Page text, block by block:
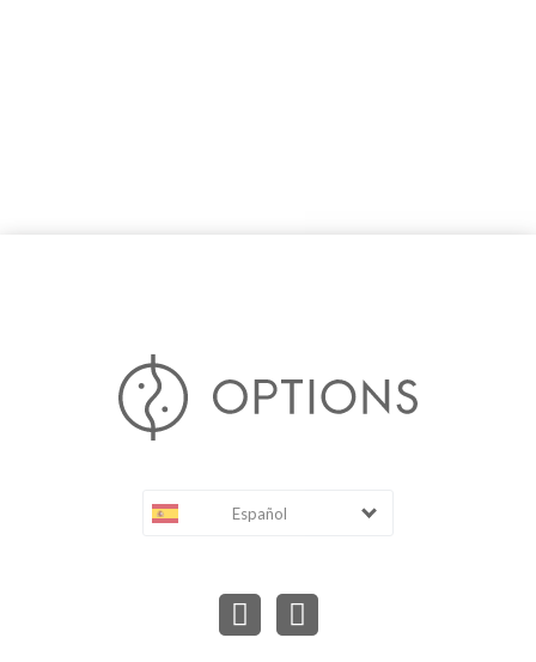
Español